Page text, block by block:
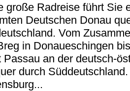
große Radreise führt Sie
Deutschen Donau
Vom
in Donaueschingen
Passau an der deutsch-
durch